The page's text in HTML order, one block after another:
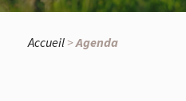
Accueil >Agenda